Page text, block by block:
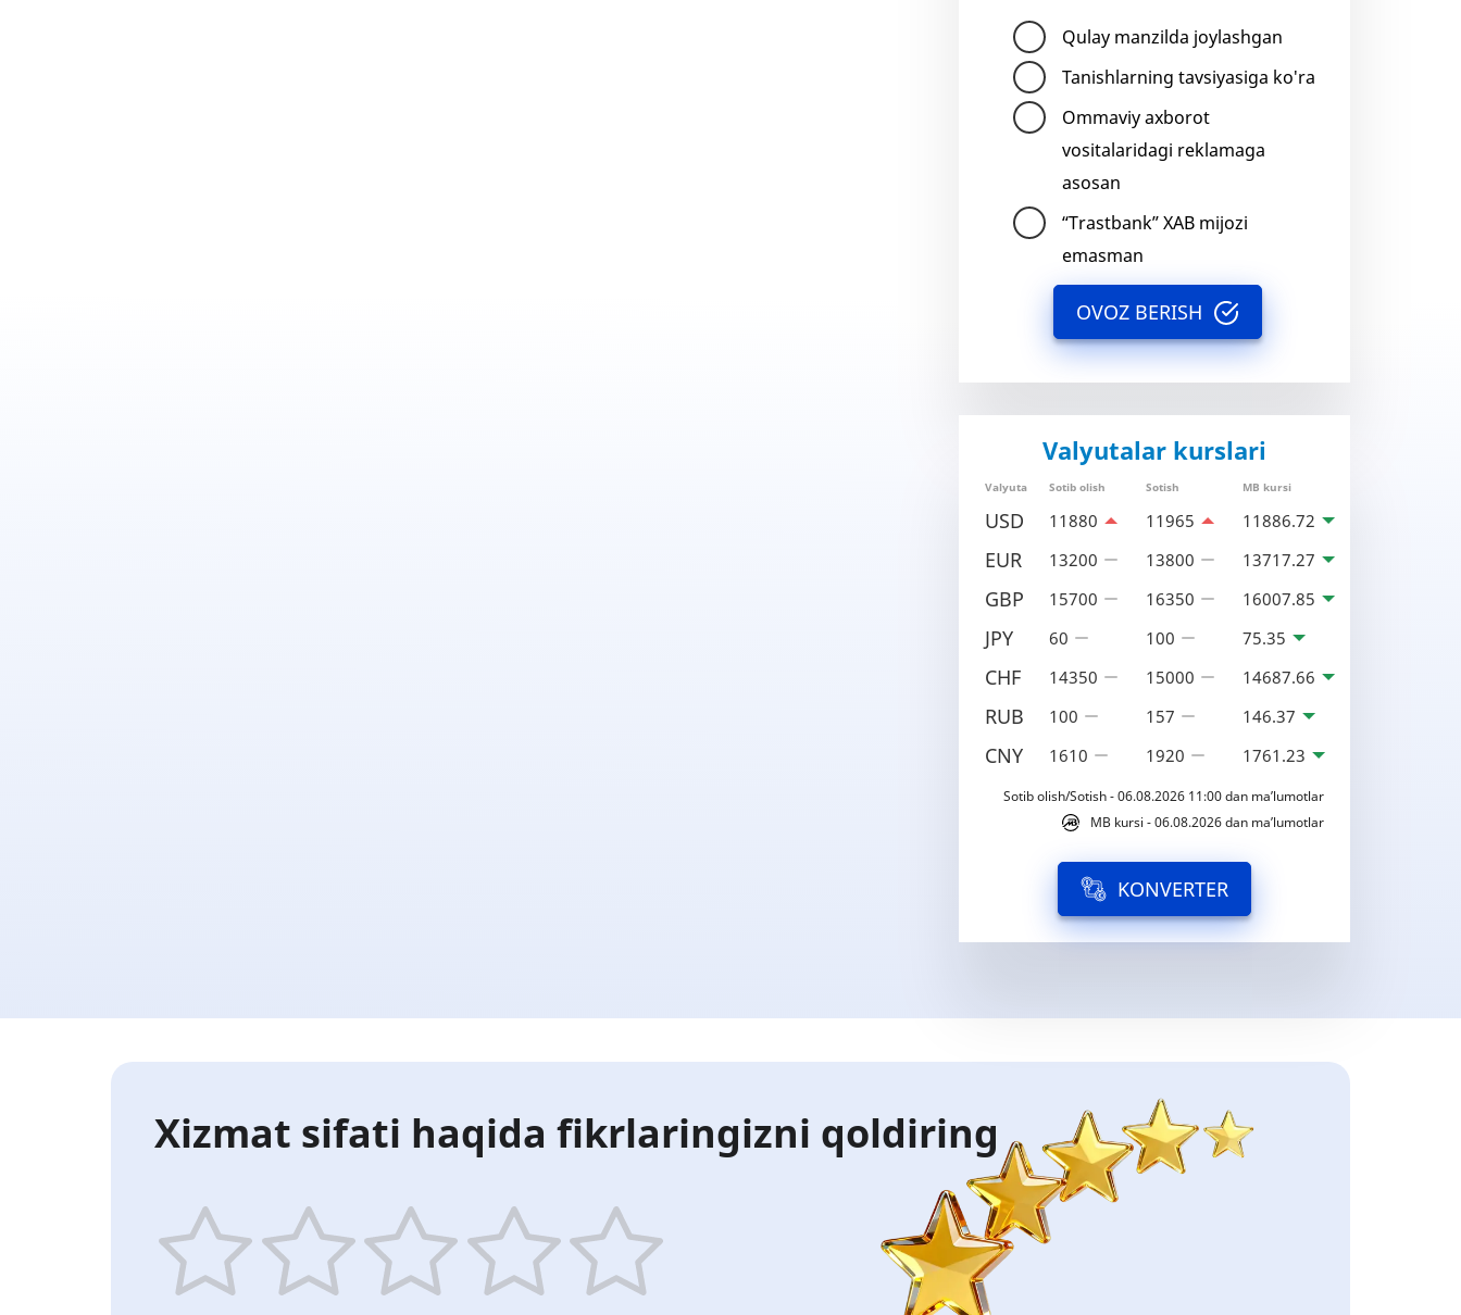
Qulay manzilda joylashgan
Tanishlarning tavsiyasiga ko'ra
Ommaviy axborot
vositalaridagi reklamaga
asosan
“Trastbank” XAB mijozi
emasman
OVOZ BERISH
Valyutalar kurslari
Valyuta Sotib olish Sotish MB kursi
USD 11880 11965 11886.72
EUR 13200 13800 13717.27
GBP 15700 16350 16007.85
JPY 60 100 75.35
CHF 14350 15000 14687.66
RUB 100 157 146.37
CNY 1610 1920 1761.23
Sotib olish/Sotish - 06.08.2026 11:00 dan ma’lumotlar
MB kursi - 06.08.2026 dan ma’lumotlar
KONVERTER
Xizmat sifati haqida fikrlaringizni qoldiring